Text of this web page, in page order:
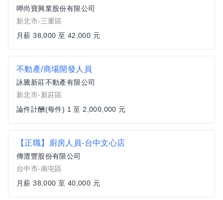
呷尚寶興業股份有限公司
新北市-三重區
月薪 38,000 至 42,000 元
不動產/商場開發人員
詠騰新莊不動產有限公司
新北市-新莊區
論件計酬(每件) 1 至 2,000,000 元
【正職】廚房人員-台中文心店
傳澧豐股份有限公司
台中市-南屯區
月薪 38,000 至 40,000 元